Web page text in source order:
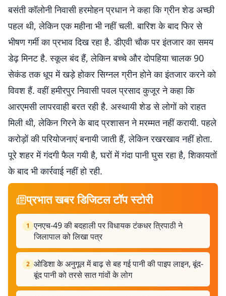
बसंती कॉलोनी निवासी हरमोहन प्रधान ने कहा कि ग्रीन शेड अच्छी
पहल थी, लेकिन एक महीना भी नहीं चली. बारिश के बाद फिर से
भीषण गर्मी का प्रभाव दिख रहा है. डीएवी चौक पर इंतजार का समय
डेढ़ मिनट है. स्कूल बंद हैं, लेकिन बच्चे और दोपहिया चालक 90
सेकंड तक धूप में खड़े होकर सिग्नल ग्रीन होने का इंतजार करने को
विवश हैं. वहीं हमीरपुर निवासी पवल प्रसाद कुजूर ने कहा कि
आरएमसी लापरवाही बरत रही है. अस्थायी शेड से लोगों को राहत
मिली थी, लेकिन गिरने के बाद प्रशासन ने मरम्मत नहीं करायी. पहले
करोड़ों की परियोजनाएं बनायी जाती हैं, लेकिन रखरखाव नहीं होता.
पूरे शहर में गंदगी फैल गयी है, घरों में गंदा पानी घुस रहा है, शिकायतों
के बाद भी कार्रवाई नहीं हो रही.
प्रभात खबर डिजिटल टॉप स्टोरी
1 एनएच-49 की बदहाली पर विधायक टंकधर त्रिपाठी ने
जिलापाल को लिखा पत्र
2 ओडिशा के अनुगूल में बाढ़ से बह गई पानी की पाइप लाइन, बूंद-
बूंद पानी को तरसे सात गांवों के लोग